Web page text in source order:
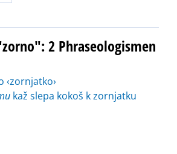
2 Phraseologismen
‹zornjatko›
kaž slepa kokoš k zornjatku